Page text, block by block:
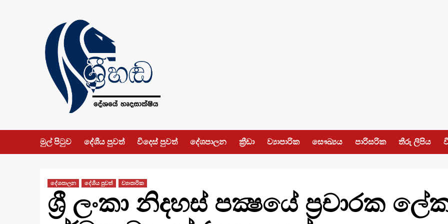
මුල් පිටුව දේශීය පුවත් විදෙස් පුවත් දේශපාලන ක්‍රීඩා ව්‍යාපාරික සෞඛ්‍යය පාරිසරික තීරු ලිපිය
දේශපාලන දේශීය පුවත් ව්‍යාපාරික
ශ්‍රී ලංකා නිදහස් පක්‍ෂයේ ප්‍රචාරක